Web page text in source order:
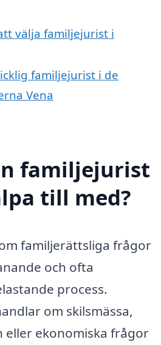
välja familjejurist i
familjejurist i de
Vena
familjejurist
till med?
familjerättsliga frågor
och ofta
process.
om skilsmässa,
eller ekonomiska frågor